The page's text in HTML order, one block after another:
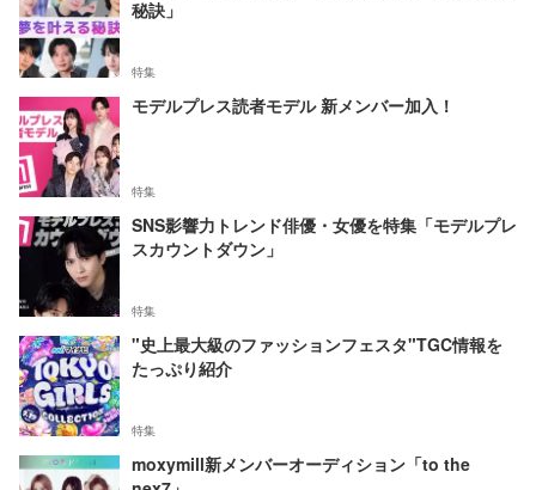
秘訣」
特集
モデルプレス読者モデル 新メンバー加入！
特集
SNS影響力トレンド俳優・女優を特集「モデルプレ
スカウントダウン」
特集
"史上最大級のファッションフェスタ"TGC情報を
たっぷり紹介
特集
moxymill新メンバーオーディション「to the